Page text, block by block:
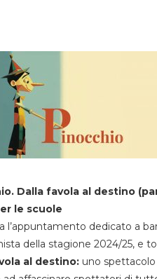
Dalla favola al destino
le scuole
l’appuntamento dedicato a
della stagione 2024/25, e
al destino:uno spettacolo